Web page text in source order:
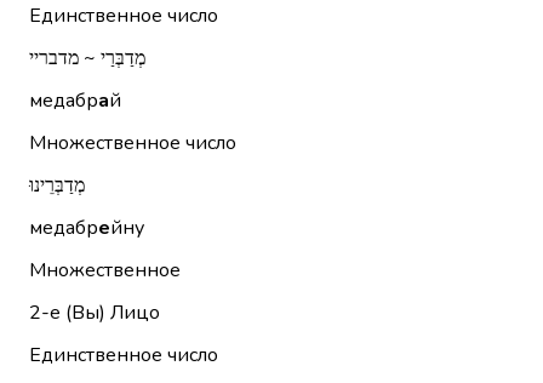
Единственное число
מְדַבְּרַי ~ מדבריי
медабрай
Множественное число
מְדַבְּרֵינוּ
медабрейну
Множественное
2-е (Вы) Лицо
Единственное число